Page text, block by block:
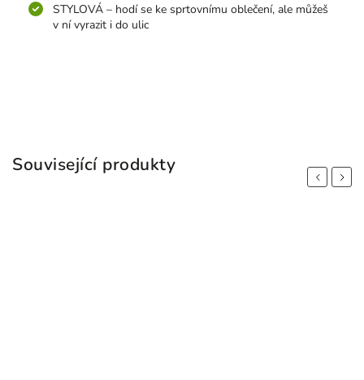
STYLOVÁ – hodí se ke sprtovnímu oblečení, ale můžeš
v ní vyrazit i do ulic
Související produkty
PreviousNext